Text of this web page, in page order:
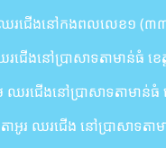
រជើងនៅកងពលលេខ១ (៣
នៅប្រាសាទតាមាន់ធំ ខេត្
ើងនៅប្រាសាទតាមាន់ធំ ខ
រ ឈរជើង នៅប្រាសាទតាម